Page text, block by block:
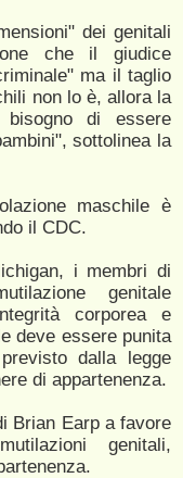
dei genitali
che il giudice
ma il taglio
non lo è, allora la
di essere
sottolinea la
maschile è
il CDC.
i membri di
genitale
corporea e
deve essere punita
dalla legge
di appartenenza.
Brian Earp a favore
genitali,